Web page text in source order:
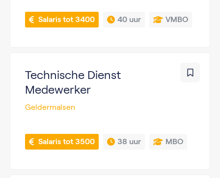
Salaris tot 3400 40 uur VMBO
Technische Dienst
Medewerker
Geldermalsen
Salaris tot 3500 38 uur MBO